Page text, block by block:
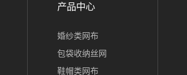
产品中心
婚纱类网布
包袋收纳丝网
鞋帽类网布